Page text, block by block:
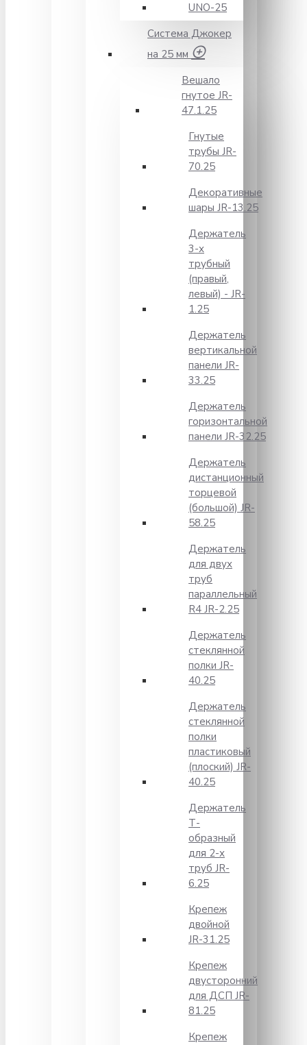
UNO-25
Система Джокер
на 25 мм
Вешало
гнутое JR-
47.1.25
Гнутые
трубы JR-
70.25
Декоративные
шары JR-13.25
Держатель
3-х
трубный
(правый,
левый) - JR-
1.25
Держатель
вертикальной
панели JR-
33.25
Держатель
горизонтальной
панели JR-32.25
Держатель
дистанционный
торцевой
(большой) JR-
58.25
Держатель
для двух
труб
параллельный
R4 JR-2.25
Держатель
стеклянной
полки JR-
40.25
Держатель
стеклянной
полки
пластиковый
(плоский) JR-
40.25
Держатель
Т-
образный
для 2-х
труб JR-
6.25
Крепеж
двойной
JR-31.25
Крепеж
двусторонний
для ДСП JR-
81.25
Крепеж